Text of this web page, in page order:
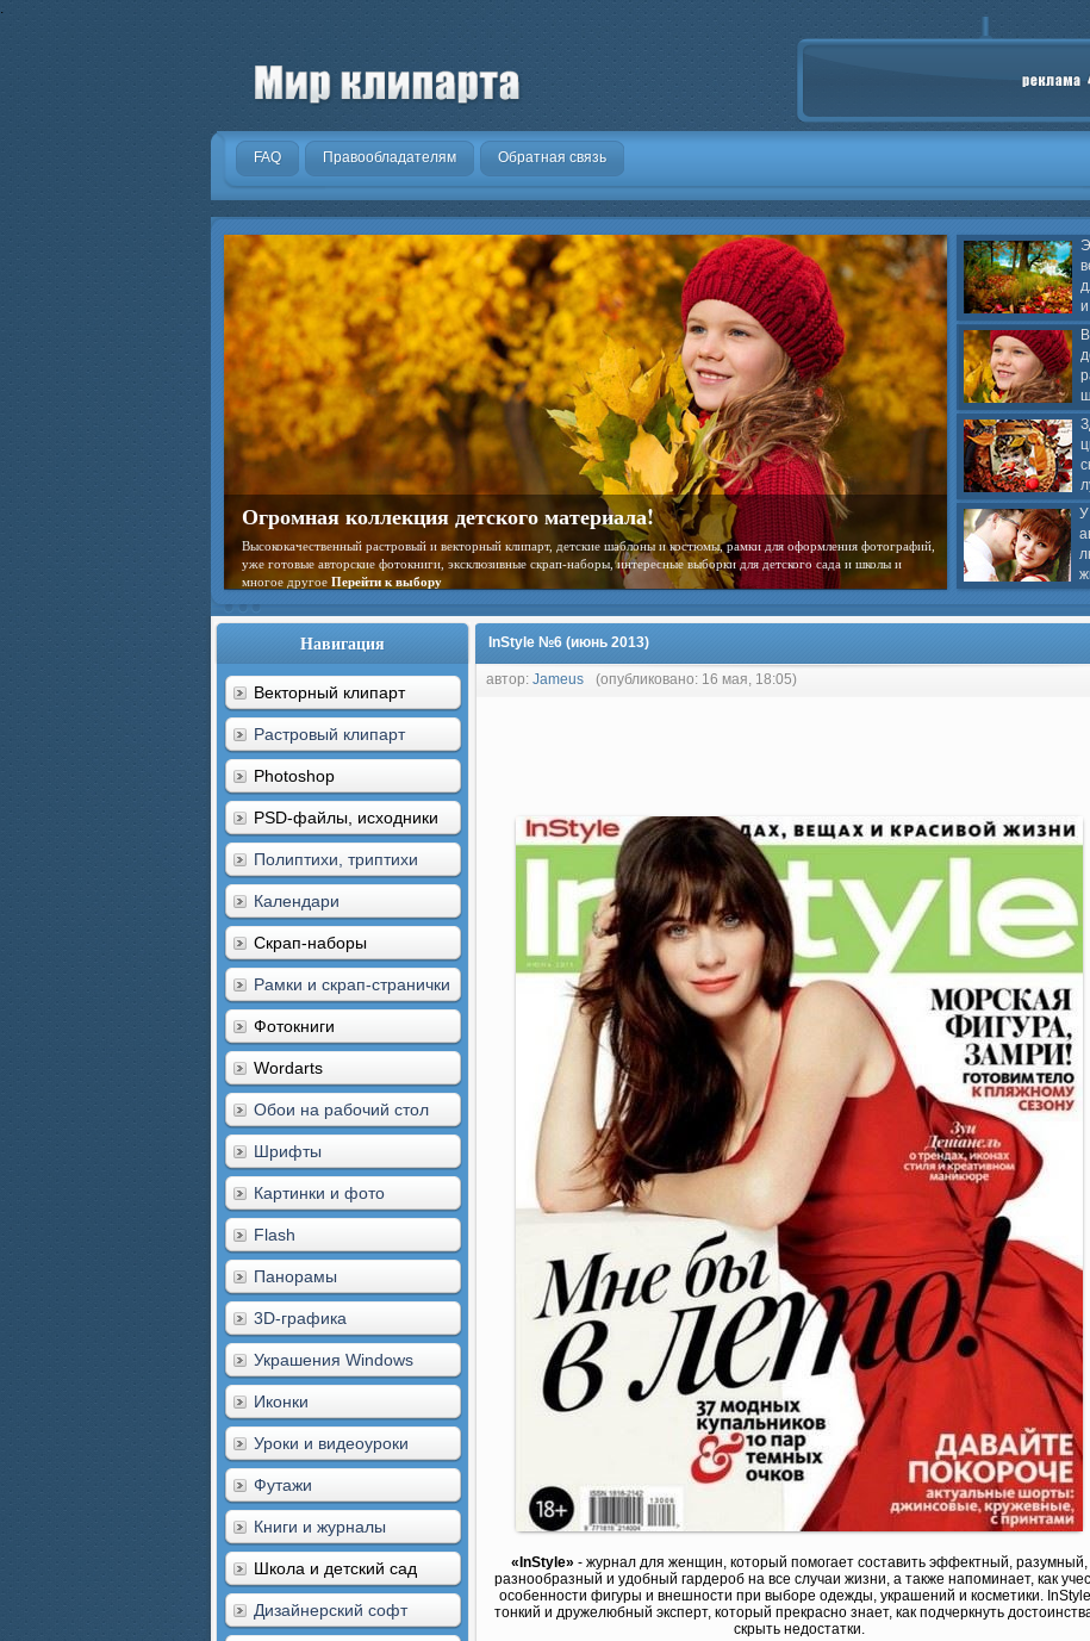
.
FAQ Правообладателям Обратная связь
У
Огромная коллекция детского материала!
Высококачественный растровый и векторный клипарт, детские шаблоны и костюмы, рамки для оформления фотографий,
уже готовые авторские фотокниги, эксклюзивные скрап-наборы, интересные выборки для детского сада и школы и
многое другое Перейти к выбору
Навигация
Векторный клипарт
Растровый клипарт
Photoshop
PSD-файлы, исходники
Полиптихи, триптихи
Календари
Скрап-наборы
Рамки и скрап-странички
Фотокниги
Wordarts
Обои на рабочий стол
Шрифты
Картинки и фото
Flash
Панорамы
3D-графика
Украшения Windows
Иконки
Уроки и видеоуроки
Футажи
Книги и журналы
Школа и детский сад
Дизайнерский софт
InStyle №6 (июнь 2013)
автор: Jameus (опубликовано: 16 мая, 18:05)
«InStyle» - журнал для женщин, который помогает составить эффектный, разумный,
разнообразный и удобный гардероб на все случаи жизни, а также напоминает, как
особенности фигуры и внешности при выборе одежды, украшений и косметики.
тонкий и дружелюбный эксперт, который прекрасно знает, как подчеркнуть
скрыть недостатки.